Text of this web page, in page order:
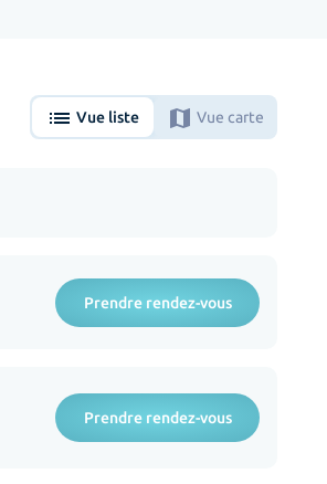
list Vue liste map Vue carte
Prendre rendez-vous
Prendre rendez-vous